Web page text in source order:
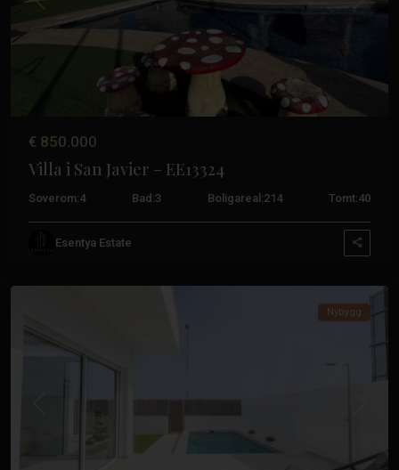
Neste
€ 850.000
Villa i San Javier – EE13324
Soverom:4 Bad:3 Boligareal:214 Tomt:40
Esentya Estate
San
Nybygg